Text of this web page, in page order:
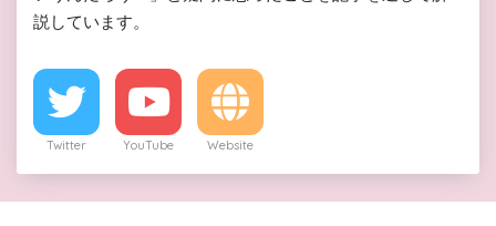
説しています。
Twitter YouTube Website